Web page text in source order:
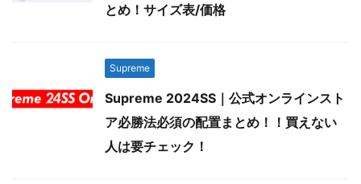
とめ！サイズ表/価格
Supreme
Supreme 2024SS｜公式オンラインスト
ア必勝法必須の配置まとめ！！買えない
人は要チェック！